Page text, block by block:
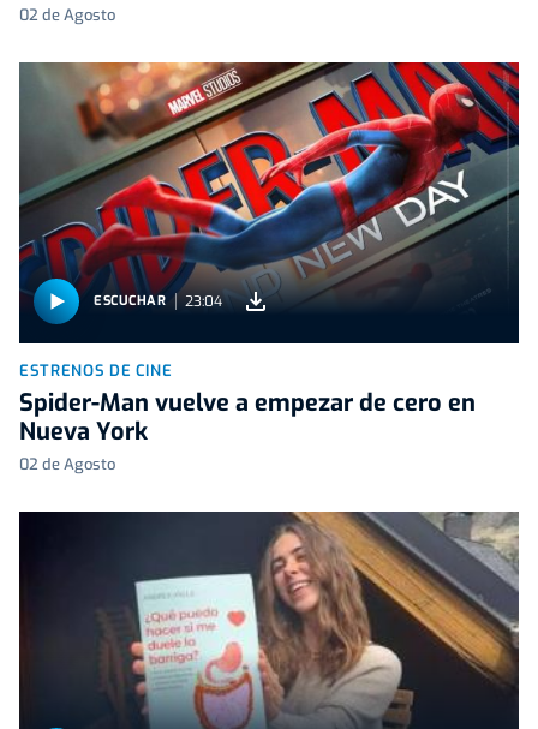
02 de Agosto
ESCUCHAR 23:04
ESTRENOS DE CINE
Spider-Man vuelve a empezar de cero en
Nueva York
02 de Agosto